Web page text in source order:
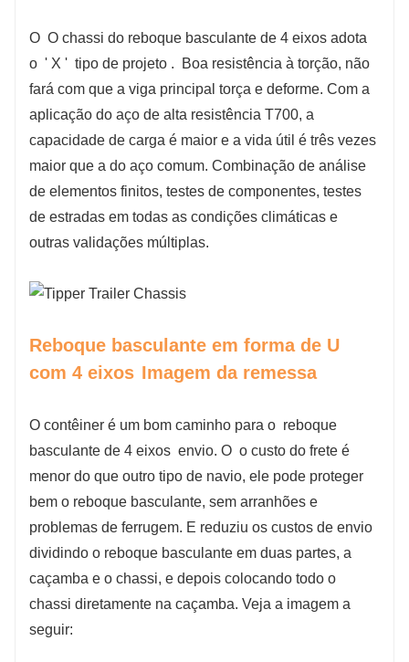
O O chassi do reboque basculante de 4 eixos adota
o ' X ' tipo de projeto .
Boa resistência à torção, não
fará com que a viga principal torça e deforme. Com a
aplicação do aço de alta resistência T700, a
capacidade de carga é maior e a vida útil é três vezes
maior que a do aço comum. Combinação de análise
de elementos finitos, testes de componentes, testes
de estradas em todas as condições climáticas e
outras validações múltiplas.
Reboque basculante em forma de U
com 4 eixos Imagem da remessa
O contêiner é um bom caminho para o reboque
basculante de 4 eixos envio. O o custo do frete é
menor do que outro tipo de navio, ele pode proteger
bem o reboque basculante, sem arranhões e
problemas de ferrugem. E reduziu os custos de envio
dividindo o reboque basculante em duas partes, a
caçamba e o chassi, e depois colocando todo o
chassi diretamente na caçamba. Veja a imagem a
seguir: